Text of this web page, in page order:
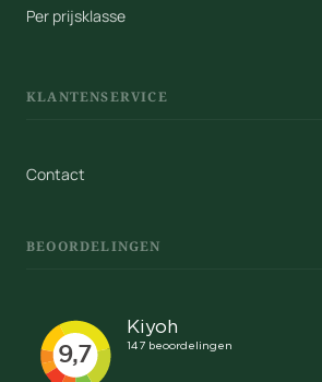
Per prijsklasse
KLANTENSERVICE
Contact
BEOORDELINGEN